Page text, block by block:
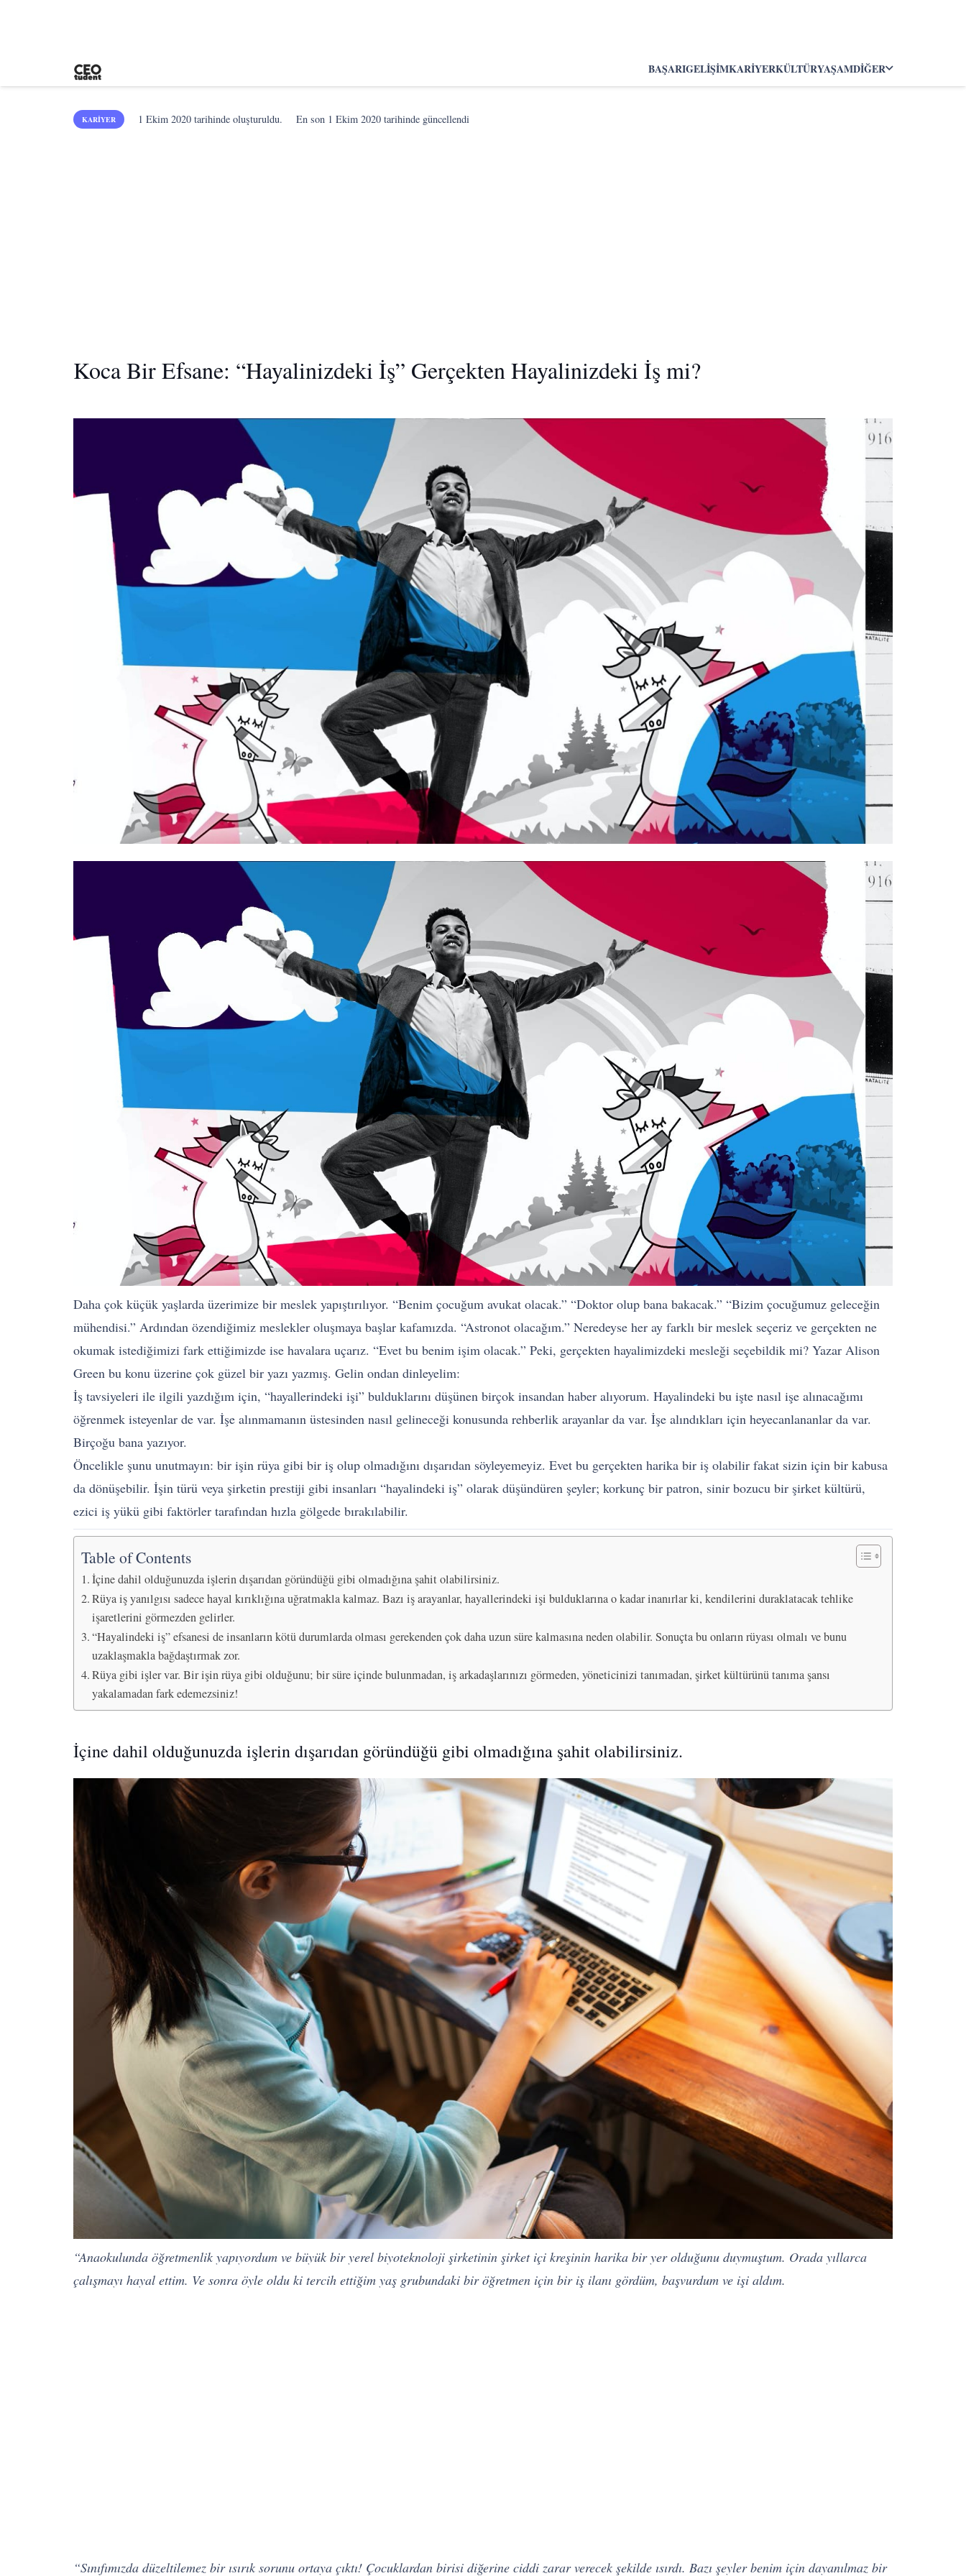
BAŞARIGELIŞIMKARIYERKÜLTÜRYAŞAMDIĞER
KARIYER 1 Ekim 2020 tarihinde oluşturuldu. En son 1 Ekim 2020 tarihinde güncellendi
Koca Bir Efsane: “Hayalinizdeki İş” Gerçekten Hayalinizdeki İş mi?
Daha çok küçük yaşlarda üzerimize bir meslek yapıştırılıyor. “Benim çocuğum avukat olacak.” “Doktor olup bana bakacak.” “Bizim çocuğumuz geleceğin
mühendisi.” Ardından özendiğimiz meslekler oluşmaya başlar kafamızda. “Astronot olacağım.” Neredeyse her ay farklı bir meslek seçeriz ve gerçekten ne
okumak istediğimizi fark ettiğimizde ise havalara uçarız. “Evet bu benim işim olacak.” Peki, gerçekten hayalimizdeki mesleği seçebildik mi? Yazar Alison
Green bu konu üzerine çok güzel bir yazı yazmış. Gelin ondan dinleyelim:
İş tavsiyeleri ile ilgili yazdığım için, “hayallerindeki işi” bulduklarını düşünen birçok insandan haber alıyorum. Hayalindeki bu işte nasıl işe alınacağımı
öğrenmek isteyenlar de var. İşe alınmamanın üstesinden nasıl gelineceği konusunda rehberlik arayanlar da var. İşe alındıkları için heyecanlananlar da var.
Birçoğu bana yazıyor.
Öncelikle şunu unutmayın: bir işin rüya gibi bir iş olup olmadığını dışarıdan söyleyemeyiz. Evet bu gerçekten harika bir iş olabilir fakat sizin için bir kabusa
da dönüşebilir. İşin türü veya şirketin prestiji gibi insanları “hayalindeki iş” olarak düşündüren şeyler; korkunç bir patron, sinir bozucu bir şirket kültürü,
ezici iş yükü gibi faktörler tarafından hızla gölgede bırakılabilir.
Table of Contents
İçine dahil olduğunuzda işlerin dışarıdan göründüğü gibi olmadığına şahit olabilirsiniz.
Rüya iş yanılgısı sadece hayal kırıklığına uğratmakla kalmaz. Bazı iş arayanlar, hayallerindeki işi bulduklarına o kadar inanırlar ki, kendilerini duraklatacak tehlike
işaretlerini görmezden gelirler.
“Hayalindeki iş” efsanesi de insanların kötü durumlarda olması gerekenden çok daha uzun süre kalmasına neden olabilir. Sonuçta bu onların rüyası olmalı ve bunu
uzaklaşmakla bağdaştırmak zor.
Rüya gibi işler var. Bir işin rüya gibi olduğunu; bir süre içinde bulunmadan, iş arkadaşlarınızı görmeden, yöneticinizi tanımadan, şirket kültürünü tanıma şansı
yakalamadan fark edemezsiniz!
İçine dahil olduğunuzda işlerin dışarıdan göründüğü gibi olmadığına şahit olabilirsiniz.
“Anaokulunda öğretmenlik yapıyordum ve büyük bir yerel biyoteknoloji şirketinin şirket içi kreşinin harika bir yer olduğunu duymuştum. Orada yıllarca
çalışmayı hayal ettim. Ve sonra öyle oldu ki tercih ettiğim yaş grubundaki bir öğretmen için bir iş ilanı gördüm, başvurdum ve işi aldım.
“Sınıfımızda düzeltilemez bir ısırık sorunu ortaya çıktı! Çocuklardan birisi diğerine ciddi zarar verecek şekilde ısırdı. Bazı şeyler benim için dayanılmaz bir